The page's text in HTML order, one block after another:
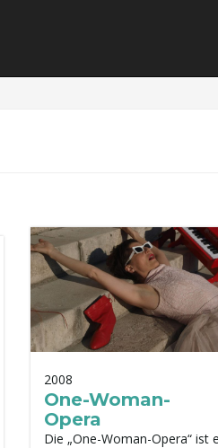
2008
One-Woman-
Opera
Die „One-Woman-Opera“ ist